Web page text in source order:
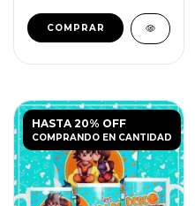
HASTA 20% OFF
COMPRANDO EN CANTIDAD